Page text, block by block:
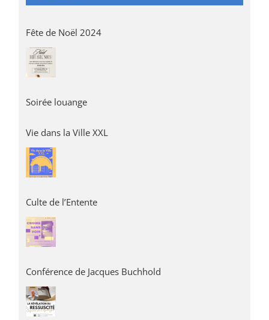
Fête de Noël 2024
Soirée louange
Vie dans la Ville XXL
Culte de l’Entente
Conférence de Jacques Buchhold